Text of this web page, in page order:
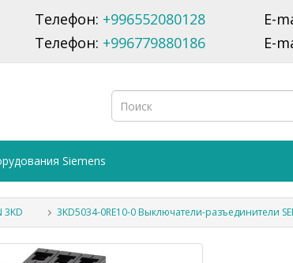
Телефон: +996552080128
Телефон: +996779880186
E-
E-
Siemens
3KD 3KD5034-0RE10-0 Выключатели-разъединители